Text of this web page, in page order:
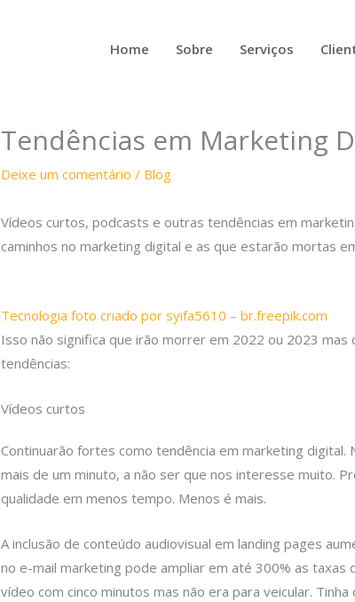
Home Sobre Serviços
Tendências em Marketing
Deixe um comentário / Blog
Vídeos curtos, podcasts e outras tendências em
caminhos no marketing digital e as que estarão mortas
Tecnologia foto criado por syifa5610 – br.freepik.com
Isso não significa que irão morrer em 2022 ou 2023 mas
tendências:
Vídeos curtos
Continuarão fortes como tendência em marketing
mais de um minuto, a não ser que nos interesse muito.
qualidade em menos tempo. Menos é mais.
A inclusão de conteúdo audiovisual em landing pages
no e-mail marketing pode ampliar em até 300% as
vídeo com cinco minutos mas não era para veicular.